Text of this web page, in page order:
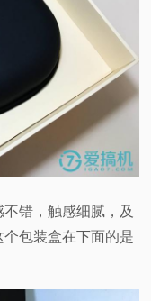
错，触感细腻，及
包装盒在下面的是